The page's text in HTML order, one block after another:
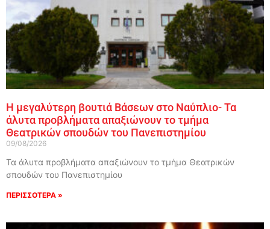
Η μεγαλύτερη βουτιά Βάσεων στο Ναύπλιο- Τα
άλυτα προβλήματα απαξιώνουν το τμήμα
Θεατρικών σπουδών του Πανεπιστημίου
09/08/2026
Τα άλυτα προβλήματα απαξιώνουν το τμήμα Θεατρικών
σπουδών του Πανεπιστημίου
ΠΕΡΙΣΣΟΤΕΡΑ »